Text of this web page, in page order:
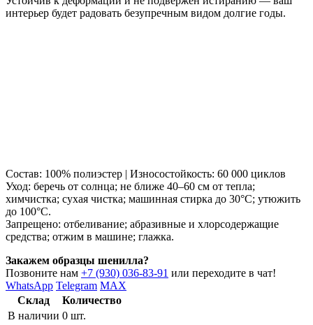
интерьер будет радовать безупречным видом долгие годы.
Состав: 100% полиэстер | Износостойкость: 60 000 циклов
Уход: беречь от солнца; не ближе 40–60 см от тепла;
химчистка; сухая чистка; машинная стирка до 30°C; утюжить
до 100°C.
Запрещено: отбеливание; абразивные и хлорсодержащие
средства; отжим в машине; глажка.
Закажем образцы шенилла?
Позвоните нам +7 (930) 036-83-91 или переходите в чат!
WhatsApp Telegram MAX
Склад
Количество
В наличии 0 шт.